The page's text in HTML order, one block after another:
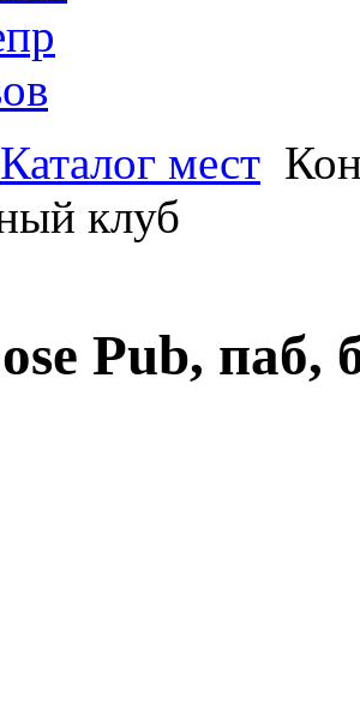
Каталог мест
клуб
Pub, паб,